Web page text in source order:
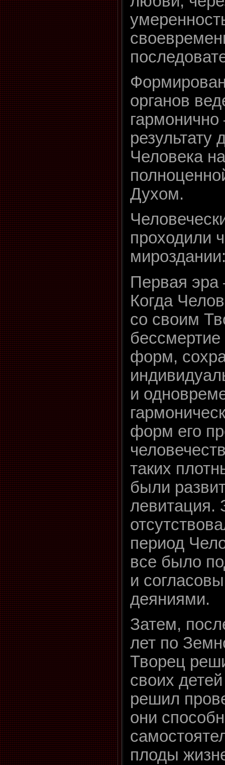
органов
результату
Человека
Духом.
проходили
Первая эра
Когда
со своим
форм,
и
форм его
таких
были
левитация.
период
все было
и
деяниями.
Затем,
лет по
Творец
своих
решил
они
плоды